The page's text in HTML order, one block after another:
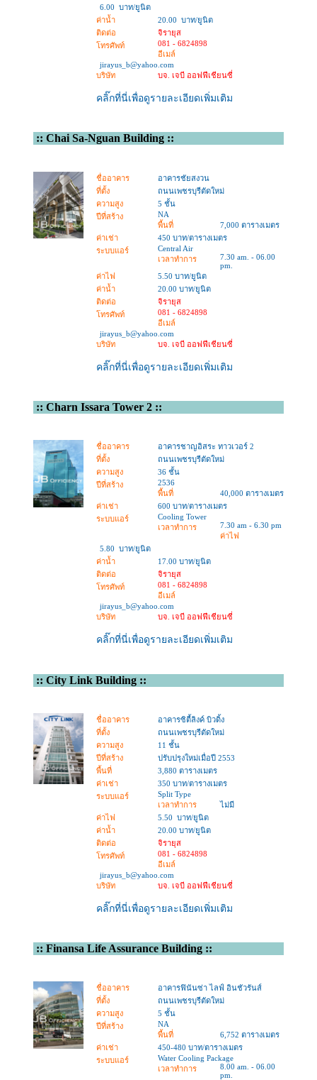
6.00 บาท/ยูนิต
ค่าน้ำ
20.00 บาท/ยูนิต
ติดต่อ
จิรายุส
โทรศัพท์
081 - 6824898
อีเมล์
jirayus_b@yahoo.com
บริษัท
บจ. เจบี ออฟฟีเชียนซี่
คลิ๊กที่นี่เพื่อดูรายละเอียดเพิ่มเติม
::Chai Sa-Nguan Building ::
ชื่ออาคาร
อาคารชัยสงวน
ที่ตั้ง
ถนนเพชรบุรีตัดใหม่
ความสูง
5 ชั้น
ปีที่สร้าง
NA
พื้นที่
7,000 ตารางเมตร
ค่าเช่า
450 บาท/ตารางเมตร
ระบบแอร์
Central Air
เวลาทำการ
7.30 am. - 06.00
pm.
ค่าไฟ
5.50 บาท/ยูนิต
ค่าน้ำ
20.00 บาท/ยูนิต
ติดต่อ
จิรายุส
โทรศัพท์
081 - 6824898
อีเมล์
jirayus_b@yahoo.com
บริษัท
บจ. เจบี ออฟฟีเชียนซี่
คลิ๊กที่นี่เพื่อดูรายละเอียดเพิ่มเติม
:: Charn Issara Tower 2 ::
ชื่ออาคาร
อาคารชาญอิสระ ทาวเวอร์ 2
ที่ตั้ง
ถนนเพชรบุรีตัดใหม่
ความสูง
36 ชั้น
ปีที่สร้าง
2536
พื้นที่
40,000 ตารางเมตร
ค่าเช่า
600 บาท/ตารางเมตร
ระบบแอร์
Cooling Tower
เวลาทำการ
7.30 am - 6.30 pm
ค่าไฟ
5.80 บาท/ยูนิต
ค่าน้ำ
17.00 บาท/ยูนิต
ติดต่อ
จิรายุส
โทรศัพท์
081 - 6824898
อีเมล์
jirayus_b@yahoo.com
บริษัท
บจ. เจบี ออฟฟีเชียนซี่
คลิ๊กที่นี่เพื่อดูรายละเอียดเพิ่มเติม
::City Link Building ::
ชื่ออาคาร
อาคารซิตี้ลิงค์ บิวดิ้ง
ที่ตั้ง
ถนนเพชรบุรีตัดใหม่
ความสูง
11 ชั้น
ปีที่สร้าง
ปรับปรุงใหม่เมื่อปี 2553
พื้นที่
3,880 ตารางเมตร
ค่าเช่า
350 บาท/ตารางเมตร
ระบบแอร์
Split Type
เวลาทำการ
ไม่มี
ค่าไฟ
5.50 บาท/ยูนิต
ค่าน้ำ
20.00 บาท/ยูนิต
ติดต่อ
จิรายุส
โทรศัพท์
081 - 6824898
อีเมล์
jirayus_b@yahoo.com
บริษัท
บจ. เจบี ออฟฟีเชียนซี่
คลิ๊กที่นี่เพื่อดูรายละเอียดเพิ่มเติม
::Finansa Life Assurance Building ::
ชื่ออาคาร
อาคารฟินันซ่า ไลฟ์ อินชัวรันส์
ที่ตั้ง
ถนนเพชรบุรีตัดใหม่
ความสูง
5 ชั้น
ปีที่สร้าง
NA
พื้นที่
6,752 ตารางเมตร
ค่าเช่า
450-480 บาท/ตารางเมตร
ระบบแอร์
Water Cooling Package
เวลาทำการ
8.00 am. - 06.00
pm.